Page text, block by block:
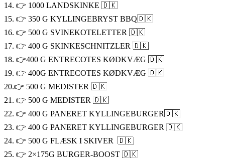
14. 👉 1000 LANDSKINKE 🇩🇰
15. 👉 350 G KYLLINGEBRYST BBQ🇩🇰
16. 👉 500 G SVINEKOTELETTER 🇩🇰
17. 👉 400 G SKINKESCHNITZLER 🇩🇰
18. 👉400 G ENTRECOTES KØDKVÆG 🇩🇰
19. 👉 400G ENTRECOTES KØDKVÆG 🇩🇰
20.👉 500 G MEDISTER 🇩🇰
21. 👉 500 G MEDISTER 🇩🇰
22. 👉 400 G PANERET KYLLINGEBURGER🇩🇰
23. 👉 400 G PANERET KYLLINGEBURGER 🇩🇰
24. 👉 500 G FLÆSK I SKIVER 🇩🇰
25. 👉 2×175G BURGER-BOOST 🇩🇰